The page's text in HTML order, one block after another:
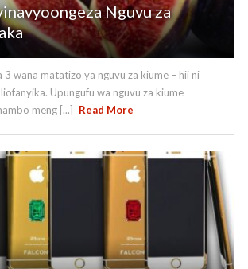
Nguvu za
wana matatizo ya nguvu za kiume – hii ni
Upungufu wa nguvu za kiume
meng [...]
Read More